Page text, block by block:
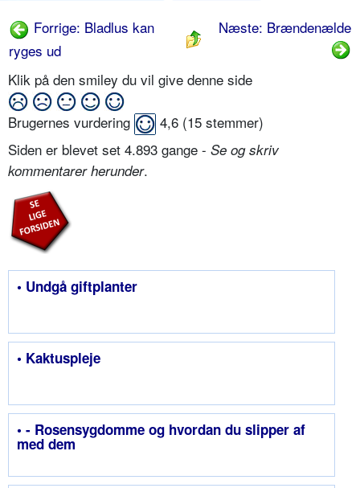
Forrige: Bladlus kan
ryges ud
Næste: Brændenælde
Klik på den smiley du vil give denne side
Brugernes vurdering 4,6 (15 stemmer)
Siden er blevet set 4.893 gange - Se og skriv
kommentarer herunder.
• Undgå giftplanter
• Kaktuspleje
• - Rosensygdomme og hvordan du slipper af
med dem